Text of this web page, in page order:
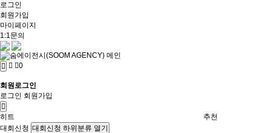
로그인
회원가입
마이페이지
1:1문의
0
회원로그인
로그인 회원가입
히트
추천
대회신청 대회신청 하위분류 열기